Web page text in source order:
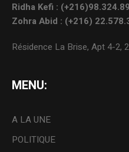
Ridha Kefi :
Zohra Abid : (+216)
Résidence La Brise, Apt 4-2,
MENU:
A LA UNE
POLITIQUE